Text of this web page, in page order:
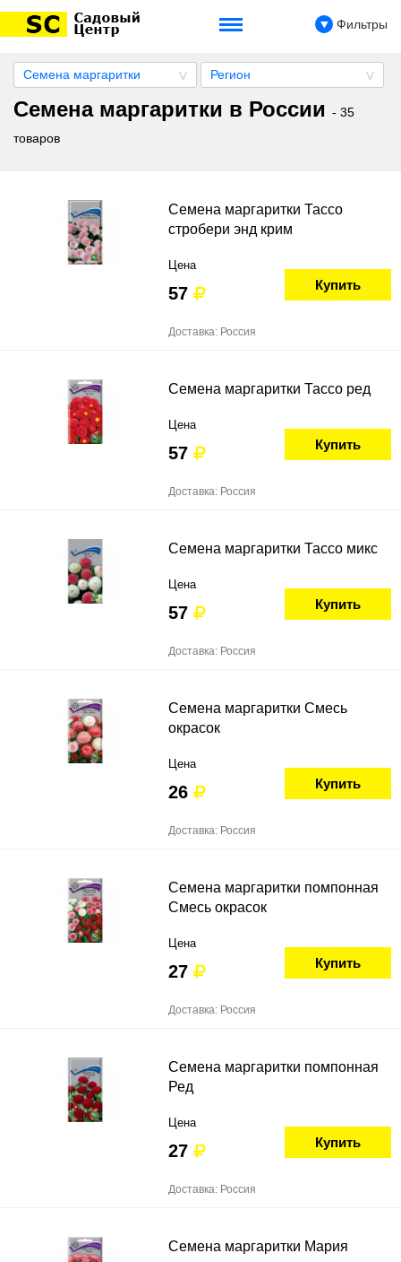
Фильтры
Семена маргаритки Регион
Семена маргаритки в России - 35
товаров
Семена маргаритки Тассо
стробери энд крим
Цена
57 Купить
Доставка: Россия
Семена маргаритки Тассо ред
Цена
57 Купить
Доставка: Россия
Семена маргаритки Тассо микс
Цена
57 Купить
Доставка: Россия
Семена маргаритки Смесь
окрасок
Цена
26 Купить
Доставка: Россия
Семена маргаритки помпонная
Смесь окрасок
Цена
27 Купить
Доставка: Россия
Семена маргаритки помпонная
Ред
Цена
27 Купить
Доставка: Россия
Семена маргаритки Мария